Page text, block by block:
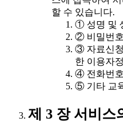
할 수 있습니다.
① 성명 및
② 비밀번호
③ 자료신청
한 이용자
④ 전화번
⑤ 기타 교
제 3 장 서비스